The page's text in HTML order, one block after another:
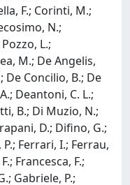
F.; Corinti, M.;
N.;
L.;
M.; De Angelis,
De Concilio, B.; De
Deantoni, C. L.;
B.; Di Muzio, N.;
D.; Difino, G.;
Ferrari, I.; Ferrau,
Francesca, F.;
Gabriele, P.;